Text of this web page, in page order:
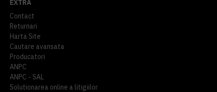
EXTRA
Contact
Returnari
Harta Site
Cautare avansata
Producatori
ANPC
ANPC - SAL
Solutionarea online a litigiilor